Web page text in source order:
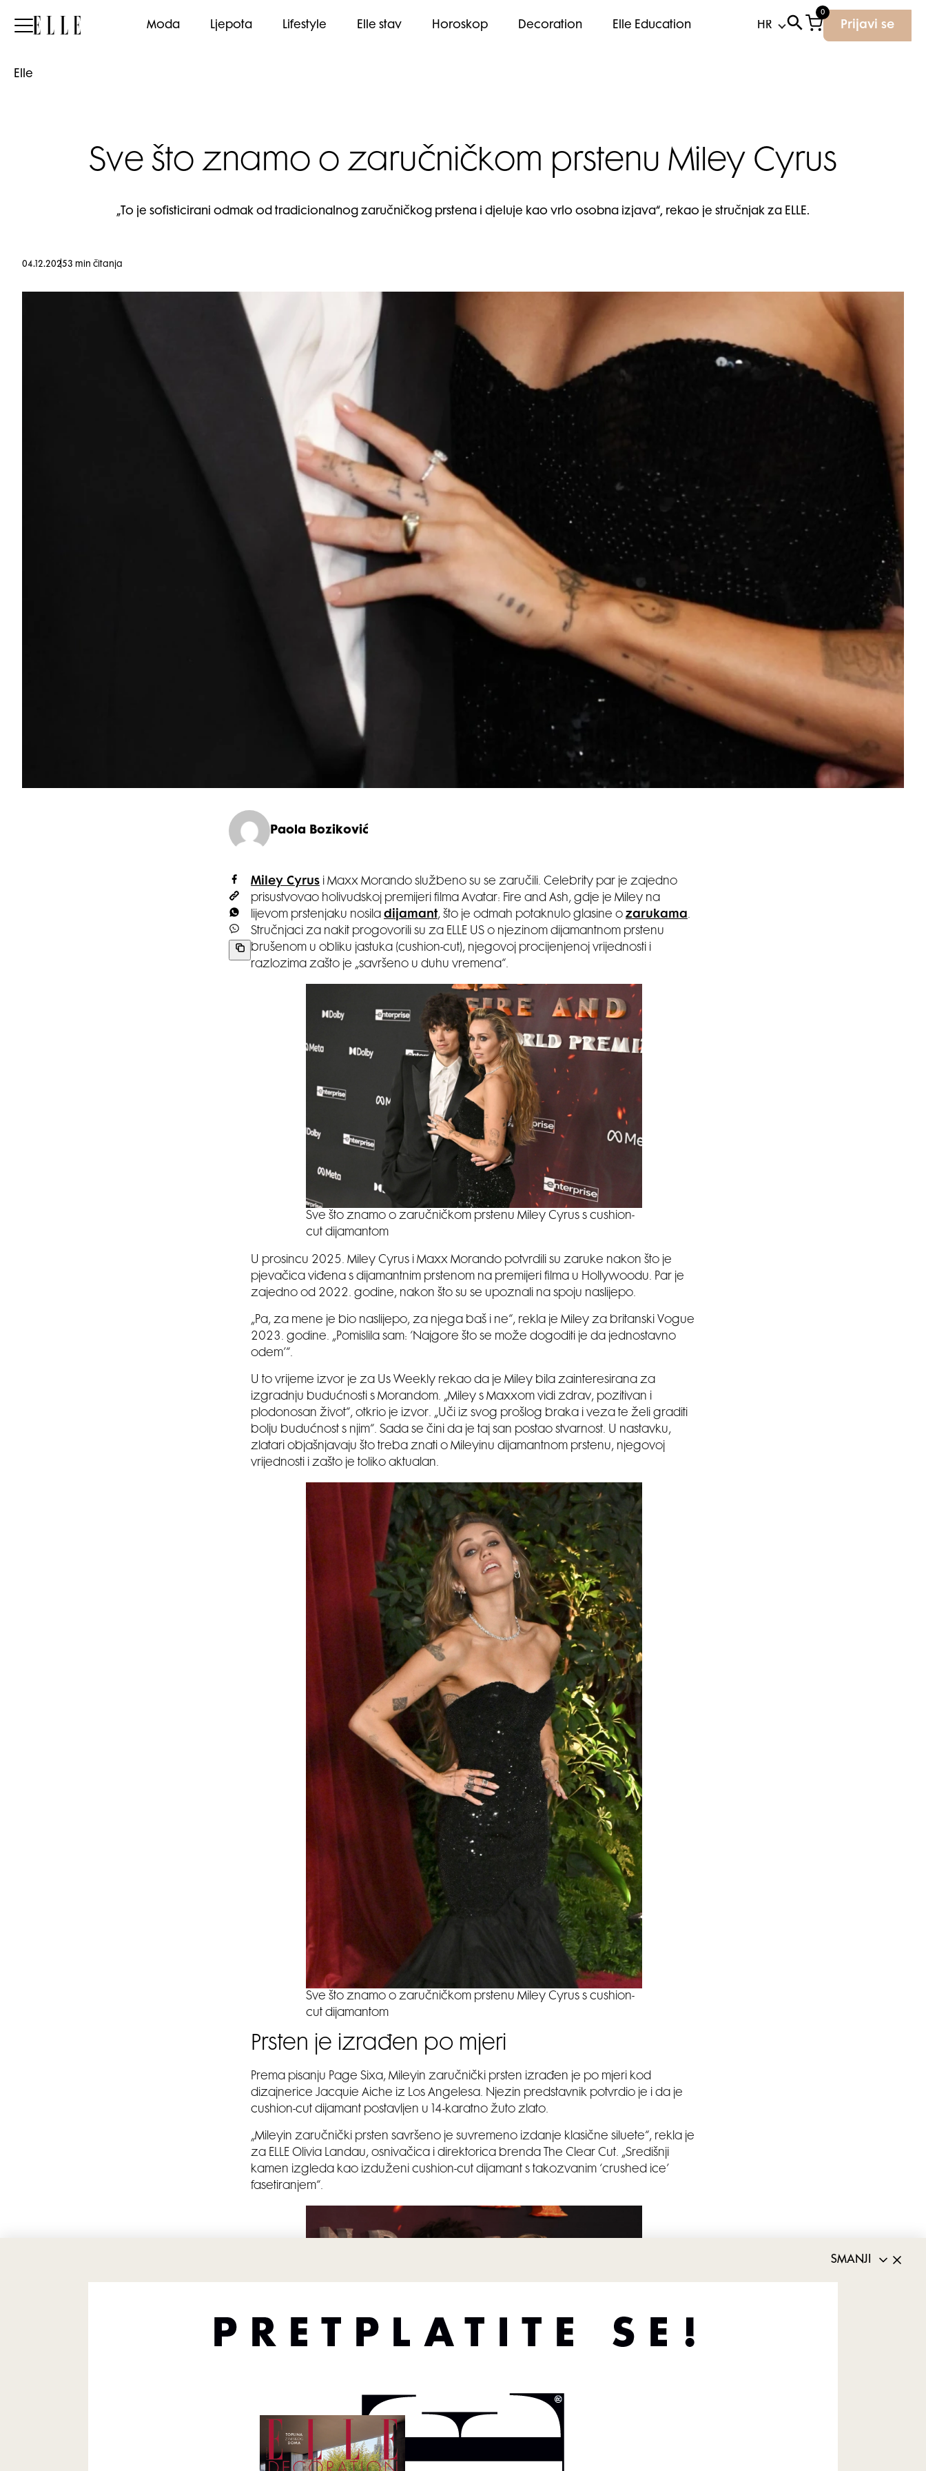
Elle Moda Ljepota Lifestyle Elle stav Horoskop Decoration Elle Education
0
Prijavi se
Elle
Sve što znamo o zaručničkom prstenu Miley Cyrus
„To je sofisticirani odmak od tradicionalnog zaručničkog prstena i djeluje kao vrlo osobna izjava“, rekao je stručnjak za ELLE.
04.12.20253 min čitanja
Paola Boziković
Miley Cyrus i Maxx Morando službeno su se zaručili. Celebrity par je zajedno
prisustvovao holivudskoj premijeri filma Avatar: Fire and Ash, gdje je Miley na
lijevom prstenjaku nosila dijamant, što je odmah potaknulo glasine o zarukama.
Stručnjaci za nakit progovorili su za ELLE US o njezinom dijamantnom prstenu
brušenom u obliku jastuka (cushion-cut), njegovoj procijenjenoj vrijednosti i
razlozima zašto je „savršeno u duhu vremena“.
Sve što znamo o zaručničkom prstenu Miley Cyrus s cushion-
cut dijamantom
U prosincu 2025. Miley Cyrus i Maxx Morando potvrdili su zaruke nakon što je
pjevačica viđena s dijamantnim prstenom na premijeri filma u Hollywoodu. Par je
zajedno od 2022. godine, nakon što su se upoznali na spoju naslijepo.
„Pa, za mene je bio naslijepo, za njega baš i ne“, rekla je Miley za britanski Vogue
2023. godine. „Pomislila sam: ‘Najgore što se može dogoditi je da jednostavno
odem’“.
U to vrijeme izvor je za Us Weekly rekao da je Miley bila zainteresirana za
izgradnju budućnosti s Morandom. „Miley s Maxxom vidi zdrav, pozitivan i
plodonosan život“, otkrio je izvor. „Uči iz svog prošlog braka i veza te želi graditi
bolju budućnost s njim“. Sada se čini da je taj san postao stvarnost. U nastavku,
zlatari objašnjavaju što treba znati o Mileyinu dijamantnom prstenu, njegovoj
vrijednosti i zašto je toliko aktualan.
Sve što znamo o zaručničkom prstenu Miley Cyrus s cushion-
cut dijamantom
Prsten je izrađen po mjeri
Prema pisanju Page Sixa, Mileyin zaručnički prsten izrađen je po mjeri kod
dizajnerice Jacquie Aiche iz Los Angelesa. Njezin predstavnik potvrdio je i da je
cushion-cut dijamant postavljen u 14-karatno žuto zlato.
„Mileyin zaručnički prsten savršeno je suvremeno izdanje klasične siluete“, rekla je
za ELLE Olivia Landau, osnivačica i direktorica brenda The Clear Cut. „Središnji
kamen izgleda kao izduženi cushion-cut dijamant s takozvanim ‘crushed ice’
fasetiranjem“.
SMANJI